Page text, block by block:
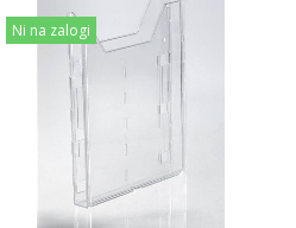
Ni na zalogi